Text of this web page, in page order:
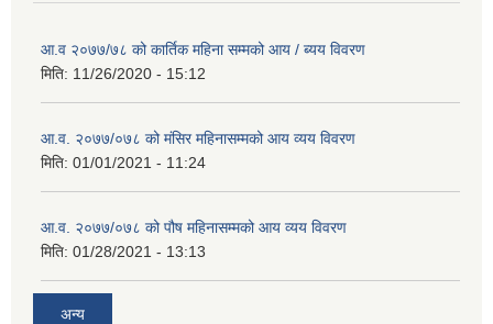
आ.व २०७७/७८ को कार्तिक महिना सम्मको आय / ब्यय विवरण
मिति: 11/26/2020 - 15:12
आ.व. २०७७/०७८ को मंसिर महिनासम्मको आय व्यय विवरण
मिति: 01/01/2021 - 11:24
आ.व. २०७७/०७८ को पौष महिनासम्मको आय व्यय विवरण
मिति: 01/28/2021 - 13:13
अन्य